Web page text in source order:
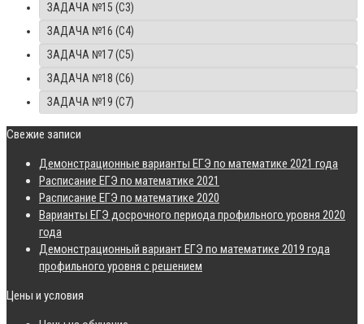
ЗАДАЧА №15 (C3)
ЗАДАЧА №16 (C4)
ЗАДАЧА №17 (C5)
ЗАДАЧА №18 (C6)
ЗАДАЧА №19 (C7)
Свежие записи
Демонстрационные варианты ЕГЭ по математике 2021 года
Расписание ЕГЭ по математике 2021
Расписание ЕГЭ по математике 2020
Варианты ЕГЭ досрочного периода профильного уровня 2020
года
Демонстрационный вариант ЕГЭ по математике 2019 года
профильного уровня с решением
Цены и условия